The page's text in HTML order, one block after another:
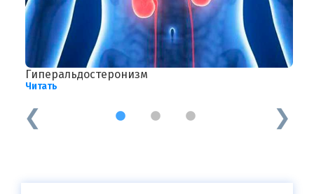
Гиперальдостеронизм
Читать
1 2 3